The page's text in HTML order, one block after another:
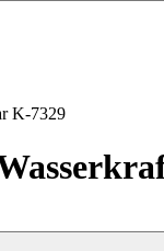
K-7329